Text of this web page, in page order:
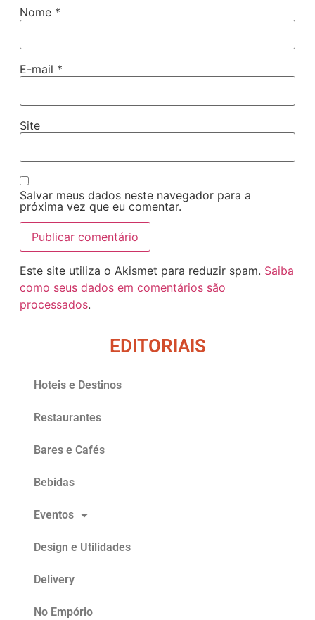
Nome *
E-mail *
Site
Salvar meus dados neste navegador para a
próxima vez que eu comentar.
Este site utiliza o Akismet para reduzir spam. Saiba
como seus dados em comentários são
processados.
EDITORIAIS
Hoteis e Destinos
Restaurantes
Bares e Cafés
Bebidas
Eventos
Design e Utilidades
Delivery
No Empório